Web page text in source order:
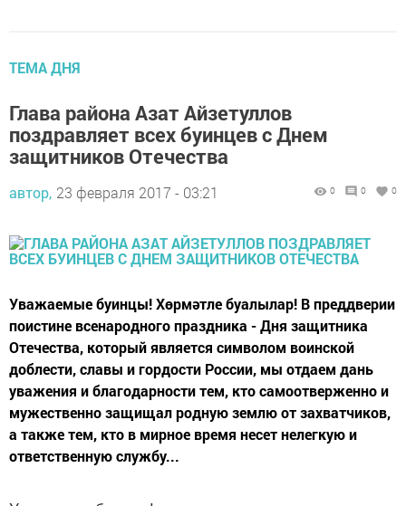
ТЕМА ДНЯ
Глава района Азат Айзетуллов
поздравляет всех буинцев с Днем
защитников Отечества
автор, 23 февраля 2017 - 03:21 0 0 0
Уважаемые буинцы! Хөрмәтле буалылар! В преддверии
поистине всенародного праздника - Дня защитника
Отечества, который является символом воинской
доблести, славы и гордости России, мы отдаем дань
уважения и благодарности тем, кто самоотверженно и
мужественно защищал родную землю от захватчиков,
а также тем, кто в мирное время несет нелегкую и
ответственную службу...